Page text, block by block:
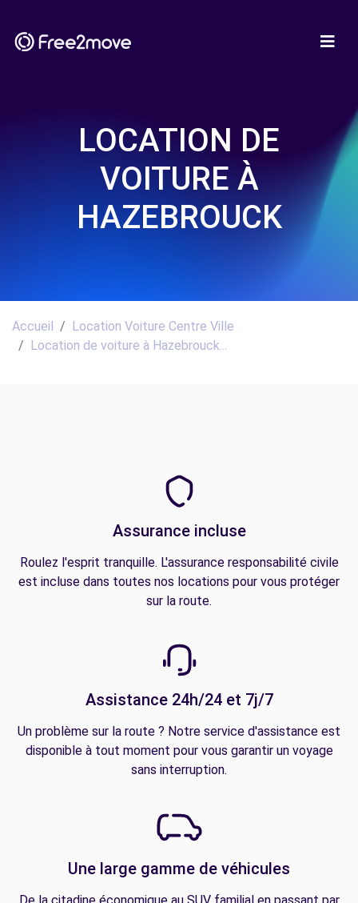
LOCATION DE
VOITURE À
HAZEBROUCK
Accueil
Location Voiture Centre Ville
Location de voiture à Hazebrouck...
Assurance incluse
Roulez l'esprit tranquille. L'assurance responsabilité civile
est incluse dans toutes nos locations pour vous protéger
sur la route.
Assistance 24h/24 et 7j/7
Un problème sur la route ? Notre service d'assistance est
disponible à tout moment pour vous garantir un voyage
sans interruption.
Une large gamme de véhicules